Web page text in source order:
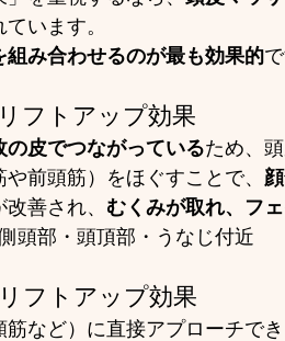
います。
組み合わせるのが最も効果的で
フトアップ効果
皮でつながっているため、
前頭筋）をほぐすことで、
善され、 むくみが取れ、フ
頭部・頭頂部・うなじ付近
フトアップ効果
など）に直接アプローチでき